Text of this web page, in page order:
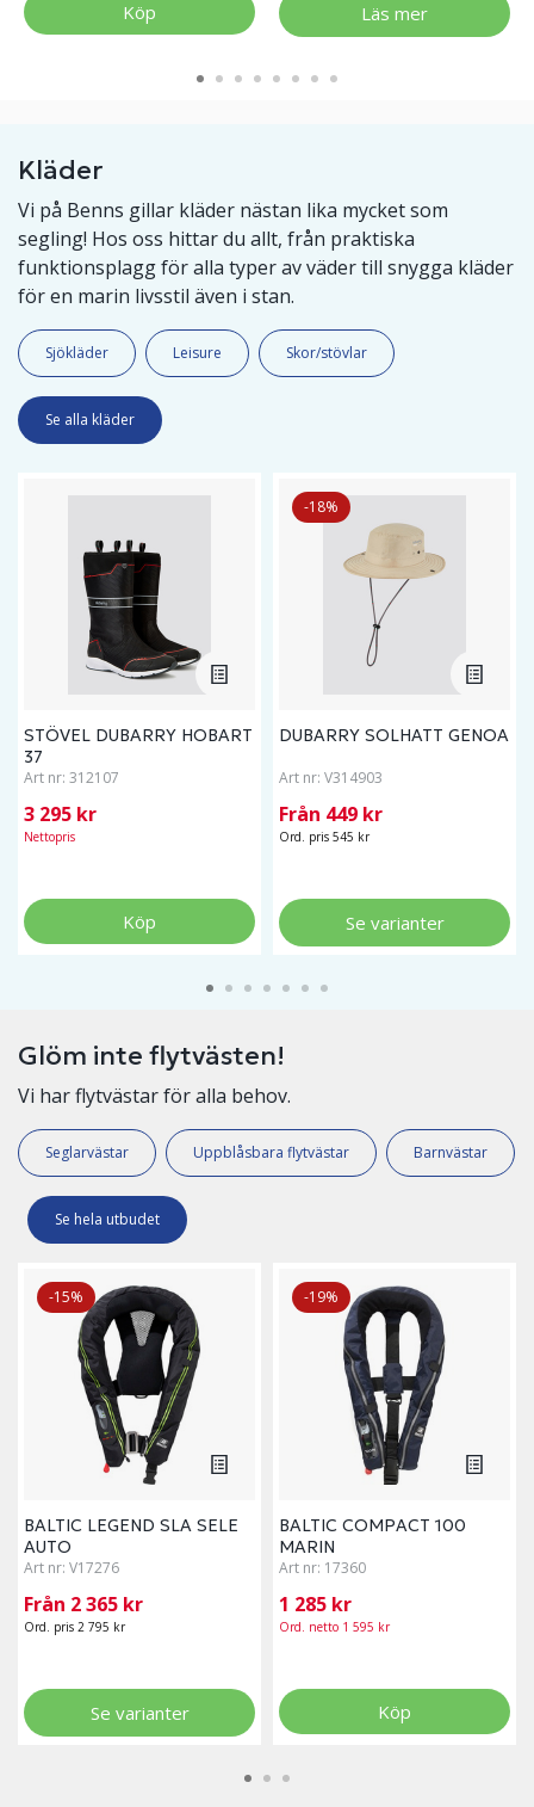
Köp Läs mer
Kläder
Vi på Benns gillar kläder nästan lika mycket som
segling! Hos oss hittar du allt, från praktiska
funktionsplagg för alla typer av väder till snygga kläder
för en marin livsstil även i stan.
Sjökläder Leisure Skor/stövlar
Se alla kläder
STÖVEL DUBARRY HOBART
37
Art nr: 312107
3 295 kr
Nettopris
Köp
-18%
DUBARRY SOLHATT GENOA
Art nr: V314903
Från 449 kr
Ord. pris 545 kr
Se varianter
Glöm inte flytvästen!
Vi har flytvästar för alla behov.
Seglarvästar Uppblåsbara flytvästar Barnvästar
Se hela utbudet
-15%
BALTIC LEGEND SLA SELE
AUTO
Art nr: V17276
Från 2 365 kr
Ord. pris 2 795 kr
Se varianter
-19%
BALTIC COMPACT 100
MARIN
Art nr: 17360
1 285 kr
Ord. netto 1 595 kr
Köp